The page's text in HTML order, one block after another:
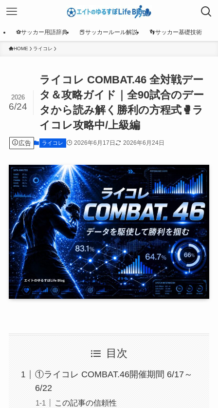
⚽サッカー用語辞典 📕サッカールール解説 👣サッカー基礎技術
HOME ライコレ
ライコレ COMBAT.46 全対戦デー
タ＆攻略ガイド｜全90試合のデー
タから読み解く勝利の方程式🥊ラ
イコレ攻略中/上級編
2026
6/24
広告 ライコレ 2026年6月17日 2026年6月24日
目次
①ライコレ COMBAT.46開催期間 6/17～
6/22
この記事の信頼性